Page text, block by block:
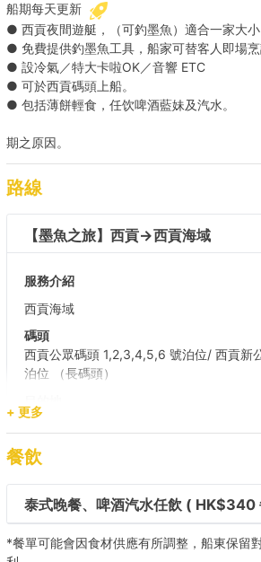
船期每天更新
● 西貢夜間遊艇，（可釣墨魚）適合一家大小
● 免費提供釣墨魚工具，船家可替客人即場烹
● 設冷氣／特大卡啦OK／音響 ETC
● 可於西貢碼頭上船。
● 包括薄餅輕食，任饮啤酒藍妹及汽水。
期之原因。
路線
【墨魚之旅】西貢→西貢海域
服務介紹
西貢海域
碼頭
西貢公眾碼頭 1,2,3,4,5,6 號泊位/ 西貢新
泊位 （長碼頭）
西貢海域
+ 更多
餐飲
泰式晚餐、啤酒汽水任飲 ( HK$340
*餐單可能會因食材供應有所調整，船東保留